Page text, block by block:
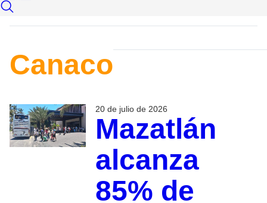
Canaco
20 de julio de 2026
Mazatlán
alcanza
85% de